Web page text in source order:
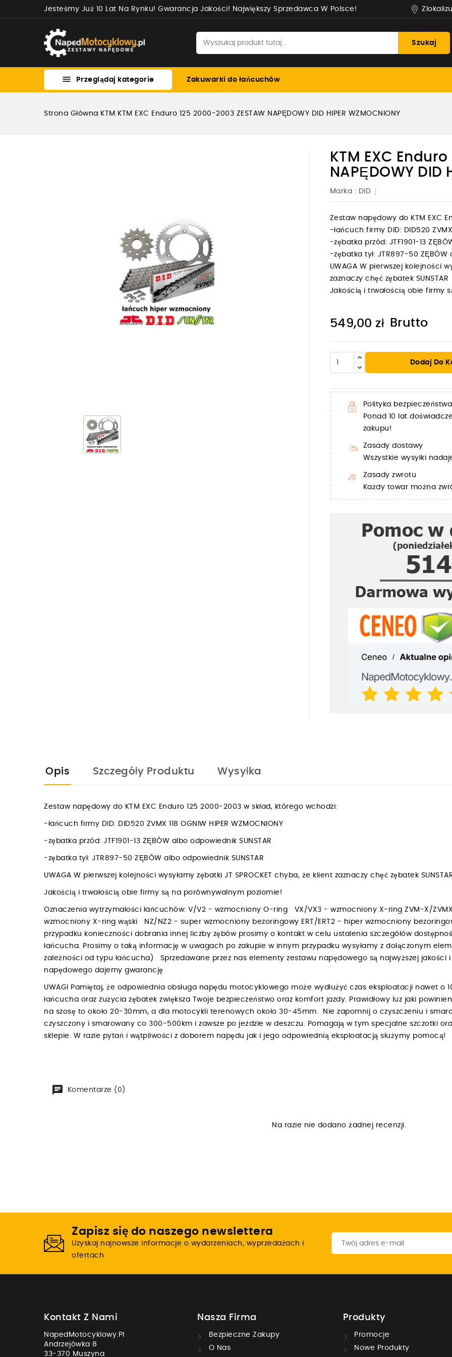
Jesteśmy Już 10 Lat Na Rynku! Gwarancja Jakości! Największy Sprzedawca W Polsce!
Szukaj
 Przeglądaj kategorie Zakuwarki do łańcuchów
Strona Główna KTM KTM EXC Enduro 125 2000-2003 ZESTAW NAPĘDOWY DID HIPER WZMOCNIONY
KTM EXC
NAPĘDOWY DID
Marka : DID
Zestaw napędowy do KTM EXC
-łańcuch firmy DID: DID520 ZVMX
-zębatka przód: JTF1901-13
-zębatka tył: JTR897-50
UWAGA W pierwszej kolejności
zaznaczy chęć zębatek SUNSTAR
Jakością i trwałością obie
549,00 zł Brutto
Dodaj Do
Polityka bezpieczeństwa
Ponad 10 lat
zakupu!
Zasady dostawy
Wszystkie wysyłki
Zasady zwrotu
Każdy towar można
Opis Szczegóły Produktu Wysyłka
Zestaw napędowy do KTM EXC Enduro 125 2000-2003 w skład, którego wchodzi:
-łańcuch firmy DID: DID520 ZVMX 118 OGNIW HIPER WZMOCNIONY
-zębatka przód: JTF1901-13 ZĘBÓW albo odpowiednik SUNSTAR
-zębatka tył: JTR897-50 ZĘBÓW albo odpowiednik SUNSTAR
UWAGA W pierwszej kolejności wysyłamy zębatki JT SPROCKET chyba, że klient zaznaczy chęć zębatek
Jakością i trwałością obie firmy są na porównywalnym poziomie!
Oznaczenia wytrzymałości łańcuchów: V/V2 - wzmocniony O-ring VX/VX3 - wzmocniony X-ring ZVM-X/
wzmocniony X-ring wąski NZ/NZ2 - super wzmocniony bezoringowy ERT/ERT2 - hiper wzmocniony
przypadku konieczności dobrania innej liczby zębów prosimy o kontakt w celu ustalenia szczegółów
łańcucha. Prosimy o taką informację w uwagach po zakupie w innym przypadku wysyłamy z dołączonym
zależności od typu łańcucha) Sprzedawane przez nas elementy zestawu napędowego są najwyższej jakości i
napędowego dajemy gwarancję
UWAGI Pamiętaj, że odpowiednia obsługa napędu motocyklowego może wydłużyć czas eksploatacji nawet o
łańcucha oraz zużycia zębatek zwiększa Twoje bezpieczeństwo oraz komfort jazdy. Prawidłowy luz jaki
na szosę to około 20-30mm, a dla motocykli terenowych około 30-45mm. Nie zapomnij o czyszczeniu i
czyszczony i smarowany co 300-500km i zawsze po jeździe w deszczu. Pomagają w tym specjalne szczotki
sklepie. W razie pytań i wątpliwości z doborem napędu jak i jego odpowiednią eksploatacją służymy pomocą!
Komentarze (0)
Na razie nie dodano żadnej recenzji.
Zapisz się do naszego newslettera
Uzyskaj najnowsze informacje o wydarzeniach, wyprzedażach i
ofertach
Kontakt Z Nami
NapedMotocyklowy.pl
Andrzejówka 8
33-370 Muszyna
Nasza Firma
Bezpieczne Zakupy
O Nas
Produkty
Promocje
Nowe Produkty